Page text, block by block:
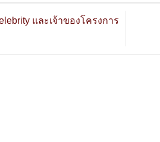
และเจ้าของโครงการ